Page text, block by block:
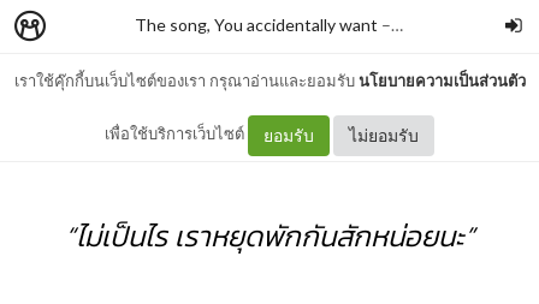
เราใช้คุ๊กกี้บนเว็บไซต์ของเรา กรุณาอ่านและยอมรับนโยบายความเป็นส่วนตัว
เพื่อใช้บริการเว็บไซต์ ยอมรับ ไม่ยอมรับ
The song, You accidentally want – Insom vee.
Vienna - Billy Joel
“ไม่เป็นไร เราหยุดพักกันสักหน่อยนะ”